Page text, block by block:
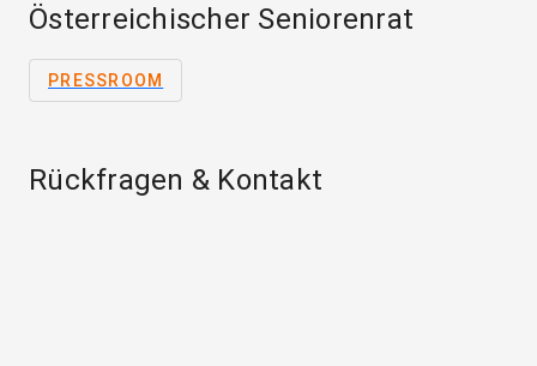
Österreichischer Seniorenrat
PRESSROOM
Rückfragen & Kontakt